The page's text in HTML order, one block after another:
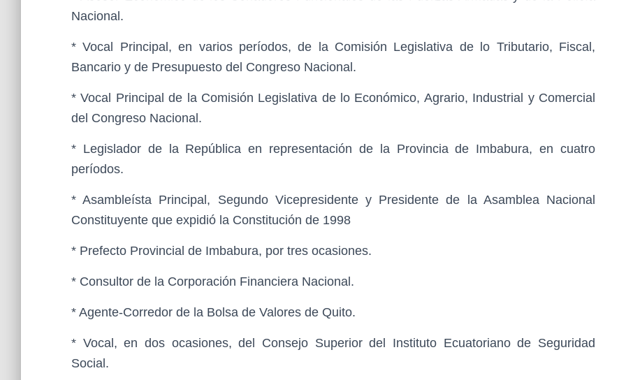
Nacional.
* Vocal Principal, en varios períodos, de la Comisión Legislativa de lo Tributario, Fiscal,
Bancario y de Presupuesto del Congreso Nacional.
* Vocal Principal de la Comisión Legislativa de lo Económico, Agrario, Industrial y Comercial
del Congreso Nacional.
* Legislador de la República en representación de la Provincia de Imbabura, en cuatro
períodos.
* Asambleísta Principal, Segundo Vicepresidente y Presidente de la Asamblea Nacional
Constituyente que expidió la Constitución de 1998
* Prefecto Provincial de Imbabura, por tres ocasiones.
* Consultor de la Corporación Financiera Nacional.
* Agente-Corredor de la Bolsa de Valores de Quito.
* Vocal, en dos ocasiones, del Consejo Superior del Instituto Ecuatoriano de Seguridad
Social.